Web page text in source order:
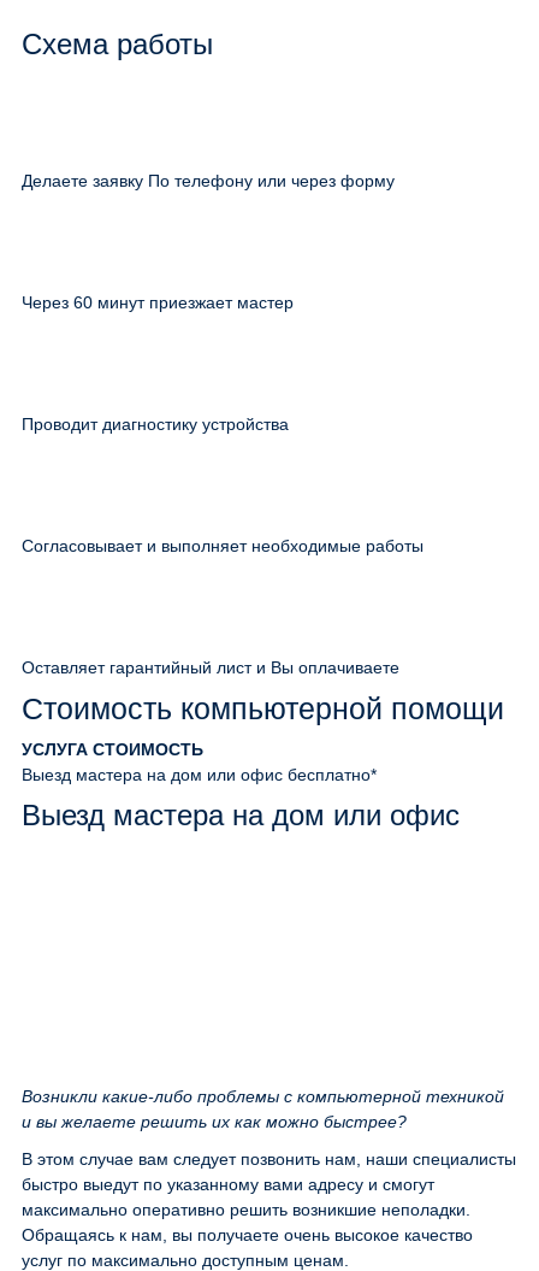
Схема работы
Делаете заявку По телефону или через форму
Через 60 минут приезжает мастер
Проводит диагностику устройства
Согласовывает и выполняет необходимые работы
Оставляет гарантийный лист и Вы оплачиваете
Стоимость компьютерной помощи
УСЛУГА СТОИМОСТЬ
Выезд мастера на дом или офис бесплатно*
Выезд мастера на дом или офис
Возникли какие-либо проблемы с компьютерной техникой
и вы желаете решить их как можно быстрее?
В этом случае вам следует позвонить нам, наши специалисты
быстро выедут по указанному вами адресу и смогут
максимально оперативно решить возникшие неполадки.
Обращаясь к нам, вы получаете очень высокое качество
услуг по максимально доступным ценам.